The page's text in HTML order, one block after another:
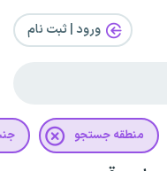
ورود | ثبت‌ نام
منطقه جستجو